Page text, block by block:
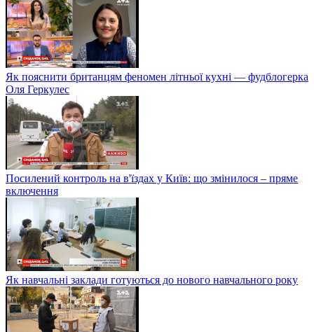
Як пояснити британцям феномен літньої кухні — фудблогерка
Оля Геркулес
Посилений контроль на в'їздах у Київ: що змінилося – пряме
включення
Як навчальні заклади готуються до нового навчального року